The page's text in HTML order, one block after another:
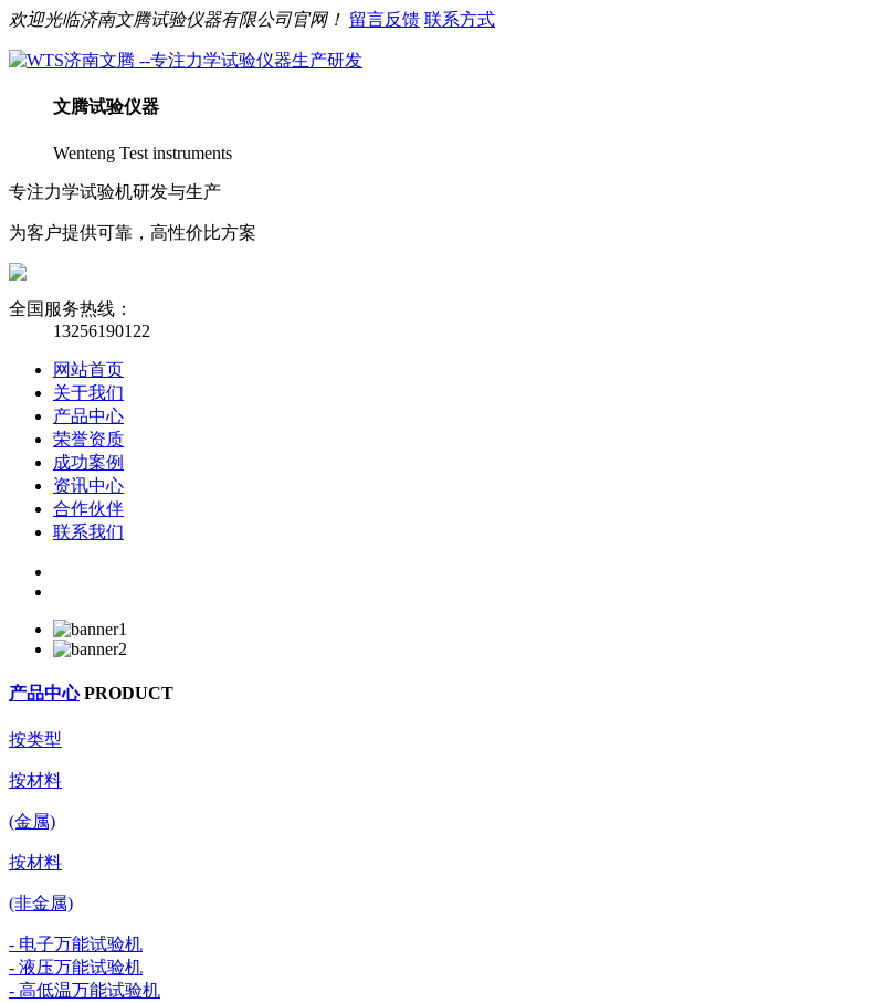
欢迎光临济南文腾试验仪器有限公司官网！ 留言反馈 联系方式
文腾试验仪器
Wenteng Test instruments
专注力学试验机研发与生产
为客户提供可靠，高性价比方案
全国服务热线：
13256190122
网站首页
关于我们
产品中心
荣誉资质
成功案例
资讯中心
合作伙伴
联系我们
产品中心 PRODUCT
按类型
按材料
(金属)
按材料
(非金属)
- 电子万能试验机
- 液压万能试验机
- 高低温万能试验机